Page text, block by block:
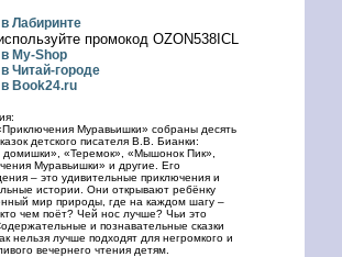
Лабиринте
промокод OZON538ICL
My-Shop
Читай-городе
Book24.ru
Муравьишки» собраны десять
детского писателя В.В. Бианки:
«Теремок», «Мышонок Пик»,
Муравьишки» и другие. Его
– это удивительные приключения и
истории. Они открывают ребёнку
мир природы, где на каждом шагу –
кто чем поёт? Чей нос лучше? Чьи это
и познавательные сказки
нельзя лучше подходят для негромкого и
вечернего чтения детям.